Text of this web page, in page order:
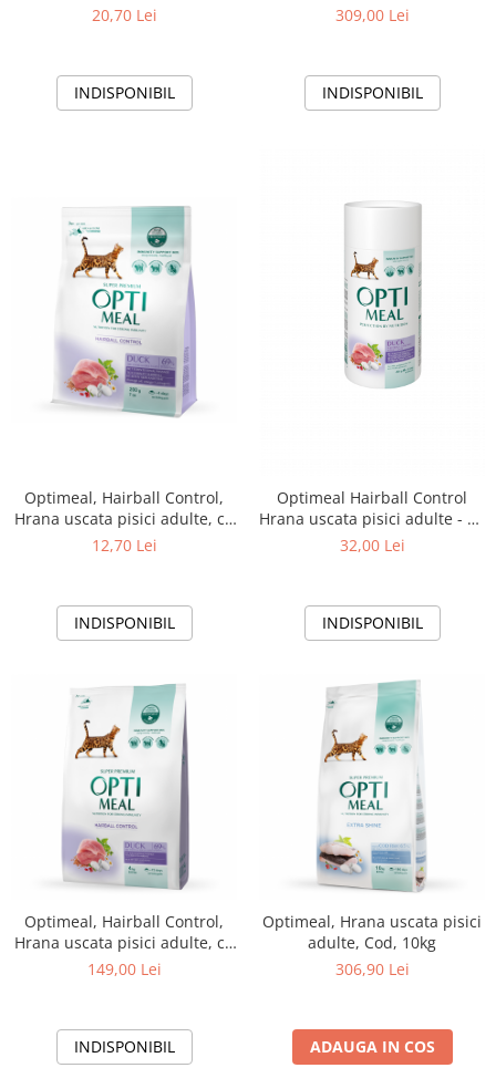
legume, 300g
20,70 Lei
INDISPONIBIL
Rata, 10kg
309,00 Lei
INDISPONIBIL
Optimeal, Hairball Control,
Hrana uscata pisici adulte, cu
Rata, 200g
12,70 Lei
INDISPONIBIL
Optimeal Hairball Control
Hrana uscata pisici adulte - cu
Rata, 650g
32,00 Lei
INDISPONIBIL
Optimeal, Hairball Control,
Hrana uscata pisici adulte, cu
Rata, 4kg
149,00 Lei
INDISPONIBIL
Optimeal, Hrana uscata pisici
adulte, Cod, 10kg
306,90 Lei
ADAUGA IN COS